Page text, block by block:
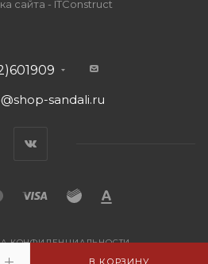
В КОРЗИНУ
сайта - ITConstruct
sandali.ru
КОНФИДЕНЦИАЛЬНОСТИ